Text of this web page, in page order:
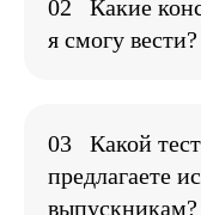
понятный
изучить
нашла
интернете.
02
Какие
я смогу вести?
03
Какой
предлагаете
выпускникам?